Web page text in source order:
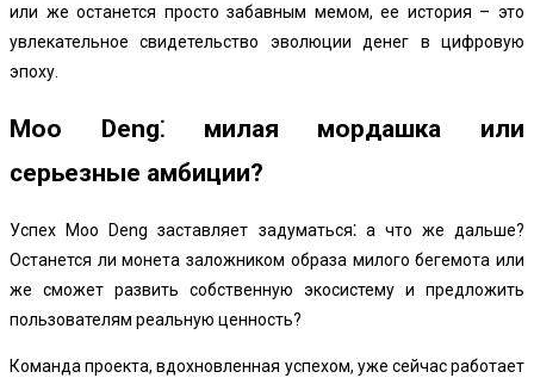
или же останется просто забавным мемом, ее история – это
увлекательное свидетельство эволюции денег в цифровую
эпоху.
Moo Deng⁚ милая мордашка или
серьезные амбиции?
Успех Moo Deng заставляет задуматься⁚ а что же дальше?
Останется ли монета заложником образа милого бегемота или
же сможет развить собственную экосистему и предложить
пользователям реальную ценность?
Команда проекта, вдохновленная успехом, уже сейчас работает